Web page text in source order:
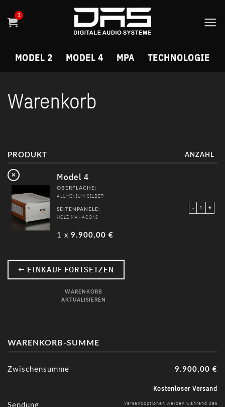
to
MODEL 2
MODEL 4 MPA TECHNOLOGIE
Warenkorb
PRODUKT ANZAHL
× Model 4
OBERFLÄCHE:
ALUMINIUM SILBER
SEITENPANELE:
HOLZ MAHAGONI
1 x9.900,00€
Model 4
← EINKAUF FORTSETZEN
WARENKORB
AKTUALISIEREN
WARENKORB-SUMME
Zwischensumme 9.900,00 €
Sendung
Kostenloser Versand
Versandoptionen werden während des